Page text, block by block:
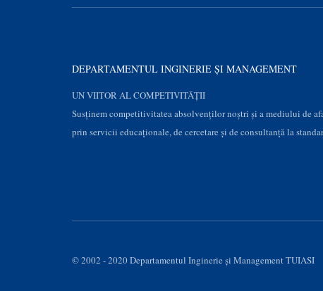
DEPARTAMENTUL INGINERIE ȘI MANAGEMENT
UN VIITOR AL COMPETIVITĂȚII
Susţinem competitivitatea absolvenților noștri și a mediului de
prin servicii educaţionale, de cercetare şi de consultanţă la
© 2002 - 2020 Departamentul Inginerie şi Management TUIASI